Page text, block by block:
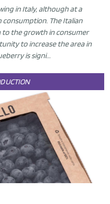
in Italy, although at a
consumption. The Italian
to the growth in consumer
to increase the area in
is signi...